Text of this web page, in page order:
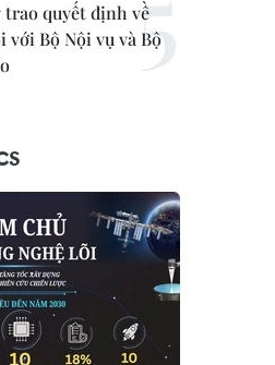
quyết định về
với Bộ Nội vụ và Bộ